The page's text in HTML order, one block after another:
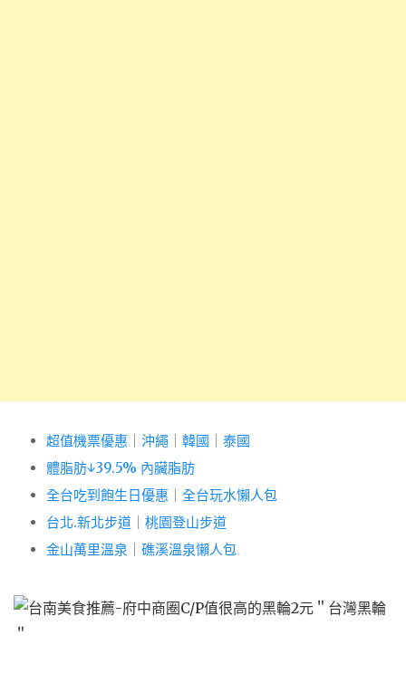
超值機票優惠 沖繩 韓國
泰國
體脂肪↓39.5% 內臟脂肪
全台吃到飽生日優惠
全台玩水懶人包
台北.新北步道
桃園登山步道
金山萬里溫泉
礁溪溫泉懶人包